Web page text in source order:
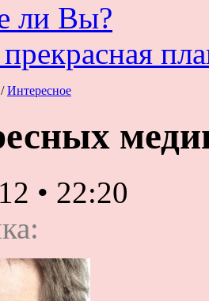
ли Вы?
/ Интересное
• 22:20